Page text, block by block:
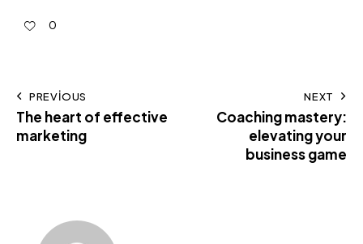
0
PREVIOUS
The heart of effective
marketing
NEXT
Coaching mastery:
elevating your
business game